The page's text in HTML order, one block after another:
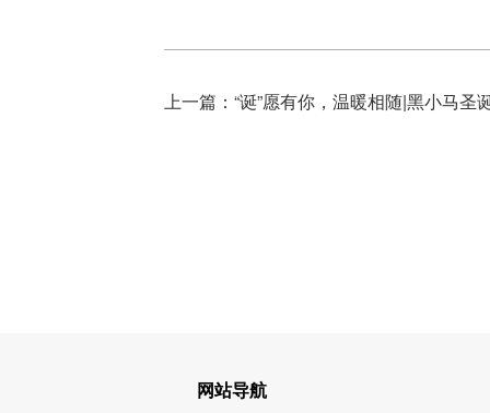
上一篇：“诞”愿有你，温暖相随|黑小马圣
网站导航